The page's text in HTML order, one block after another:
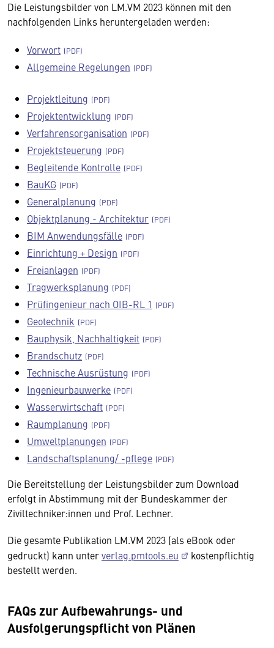
Die Leistungsbilder von LM.VM 2023 können mit den
nachfolgenden Links heruntergeladen werden:
Vorwort
Allgemeine Regelungen
Projektleitung
Projektentwicklung
Verfahrensorganisation
Projektsteuerung
Begleitende Kontrolle
BauKG
Generalplanung
Objektplanung - Architektur
BIM Anwendungsfälle
Einrichtung + Design
Freianlagen
Tragwerksplanung
Prüfingenieur nach OIB-RL 1
Geotechnik
Bauphysik, Nachhaltigkeit
Brandschutz
Technische Ausrüstung
Ingenieurbauwerke
Wasserwirtschaft
Raumplanung
Umweltplanungen
Landschaftsplanung/ -pflege
Die Bereitstellung der Leistungsbilder zum Download
erfolgt in Abstimmung mit der Bundeskammer der
Ziviltechniker:innen und Prof. Lechner.
Die gesamte Publikation LM.VM 2023 (als eBook oder
gedruckt) kann unterverlag.pmtools.eu
kostenpflichtig
bestellt werden.
FAQs zur Aufbewahrungs- und
Ausfolgerungspflicht von Plänen